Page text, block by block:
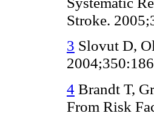
Stroke.
3 Slovut D,
4 Brandt T,
From Risk